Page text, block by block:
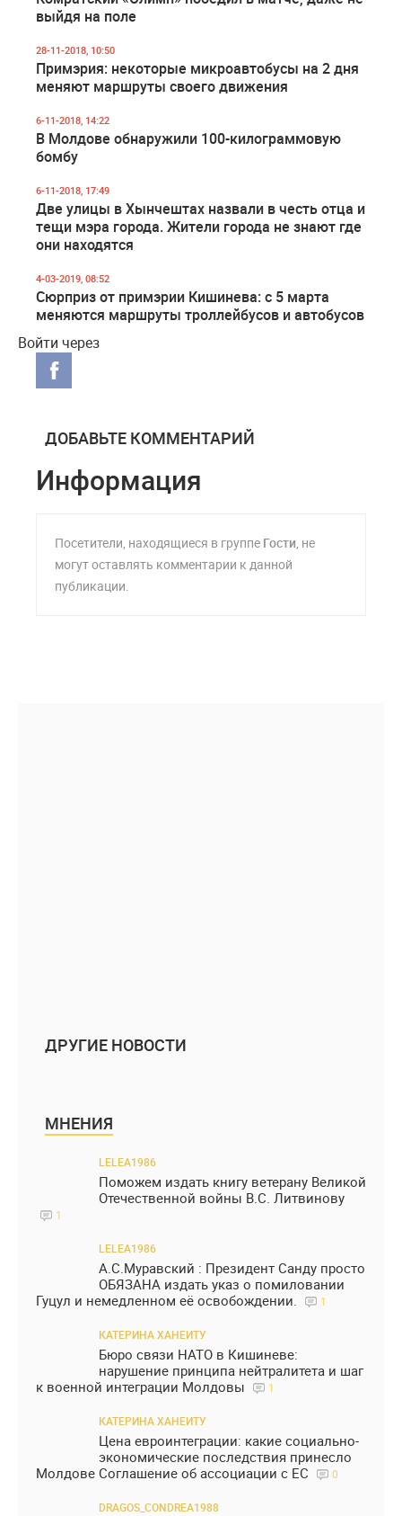
выйдя на поле
28-11-2018, 10:50
Примэрия: некоторые микроавтобусы на 2 дня
меняют маршруты своего движения
6-11-2018, 14:22
В Молдове обнаружили 100-килограммовую
бомбу
6-11-2018, 17:49
Две улицы в Хынчештах назвали в честь отца и
тещи мэра города. Жители города не знают где
они находятся
4-03-2019, 08:52
Сюрприз от примэрии Кишинева: с 5 марта
меняются маршруты троллейбусов и автобусов
Войти через
ДОБАВЬТЕ КОММЕНТАРИЙ
Информация
Посетители, находящиеся в группе Гости, не
могут оставлять комментарии к данной
публикации.
ДРУГИЕ НОВОСТИ
МНЕНИЯ
LELEA1986
Поможем издать книгу ветерану Великой
Отечественной войны В.С. Литвинову
1
LELEA1986
А.С.Муравский : Президент Санду просто
ОБЯЗАНА издать указ о помиловании
Гуцул и немедленном её освобождении.
1
КАТЕРИНА ХАНЕИТУ
Бюро связи НАТО в Кишиневе:
нарушение принципа нейтралитета и шаг
к военной интеграции Молдовы
1
КАТЕРИНА ХАНЕИТУ
Цена евроинтеграции: какие социально-
экономические последствия принесло
Молдове Соглашение об ассоциации с ЕС
0
DRAGOS_CONDREA1988